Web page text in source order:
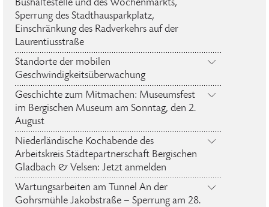
Bushaltestelle und des Wochenmarkts,
Sperrung des Stadthausparkplatz,
Einschränkung des Radverkehrs auf der
Laurentiusstraße
Standorte der mobilen
Geschwindigkeitsüberwachung
Geschichte zum Mitmachen: Museumsfest
im Bergischen Museum am Sonntag, den 2.
August
Niederländische Kochabende des
Arbeitskreis Städtepartnerschaft Bergischen
Gladbach & Velsen: Jetzt anmelden
Wartungsarbeiten am Tunnel An der
Gohrsmühle Jakobstraße – Sperrung am 28.